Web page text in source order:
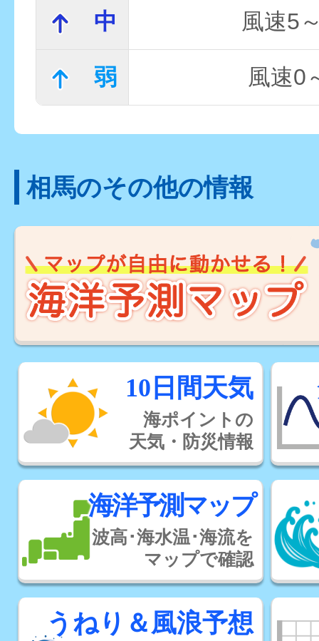
中 風速5
弱 風速0
相馬のその他の情報
10日間天気
海ポイントの
天気・防災情報
海洋予測マップ
波高･海水温･海流を
マップで確認
うねり＆風浪予想